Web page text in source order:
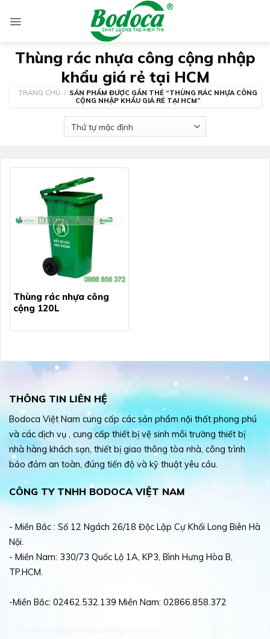
Thùng rác nhựa công cộng nhập
khẩu giá rẻ tại HCM
TRANG CHỦ / SẢN PHẨM ĐƯỢC GẮN THẺ “THÙNG RÁC NHỰA CÔNG
CỘNG NHẬP KHẨU GIÁ RẺ TẠI HCM”
Thùng rác nhựa công
cộng 120L
THÔNG TIN LIÊN HỆ
Bodoca Việt Nam cung cấp các sản phẩm nội thất phong phú
và các dịch vụ , cung cấp thiết bị vệ sinh môi trường thiết bị
nhà hàng khách sạn, thiết bị giao thông tòa nhà, công trình
bảo đảm an toàn, đúng tiến độ và kỹ thuật yêu cầu.
CÔNG TY TNHH BODOCA VIỆT NAM
- Miền Bắc : Số 12 Ngách 26/18 Độc Lập Cự Khối Long Biên Hà
Nội.
- Miền Nam: 330/73 Quốc Lộ 1A, KP3, Bình Hưng Hòa B,
TP.HCM.
-Miền Bắc: 02462.532.139 Miền Nam: 02866.858.372